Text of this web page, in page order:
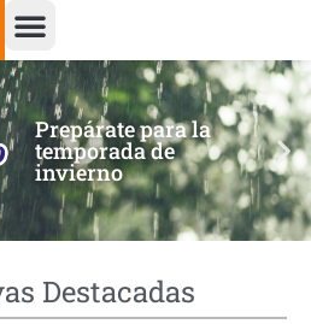
Prepárate para la
temporada de
invierno
Destacadas